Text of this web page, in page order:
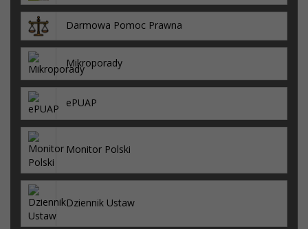
Darmowa Pomoc Prawna
Mikroporady
ePUAP
Monitor Polski
Dziennik Ustaw